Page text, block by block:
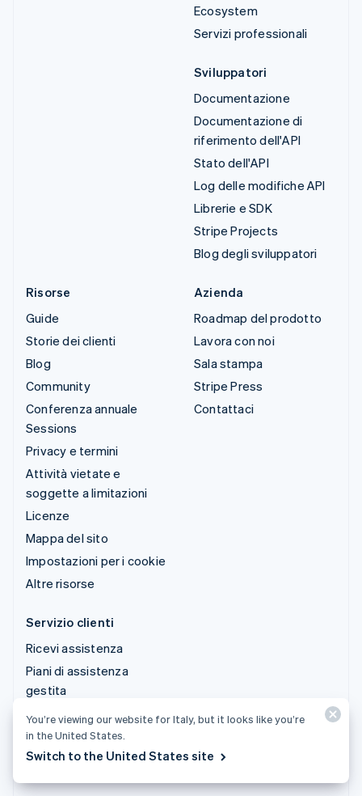
Ecosystem
Servizi professionali
Sviluppatori
Documentazione
Documentazione di
riferimento dell'API
Stato dell'API
Log delle modifiche API
Librerie e SDK
Stripe Projects
Blog degli sviluppatori
Risorse
Guide
Storie dei clienti
Blog
Community
Conferenza annuale
Sessions
Privacy e termini
Attività vietate e
soggette a limitazioni
Licenze
Mappa del sito
Impostazioni per i cookie
Altre risorse
Azienda
Roadmap del prodotto
Lavora con noi
Sala stampa
Stripe Press
Contattaci
Servizio clienti
Ricevi assistenza
Piani di assistenza
gestita
© 2026 Stripe, LLC
You’re viewing our website for Italy, but it looks like you’re
in the United States.
Switch to the United States site